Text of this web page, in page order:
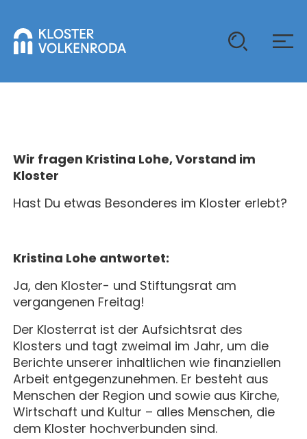
ÜBER UNS
KOMMUNITÄT
GELÄNDE
CHRISTUS-PAVILLON
GESCHICHTE
GAST SEIN
JUGENDGRUPPEN
ERWACHSENENGRUPPEN
UNTERNEHMEN
VERANSTALTUNGEN
KALENDER
GEBET & GOTTESDIENST
KONZERTE & MEHR
SEMINARE
FÜHRUNGEN
ÜBERNACHTEN
BUCHUNG
PREISE
UNTERKUNFT & VERPFLEGUNG
ANREISE
KONTAKT
MAGAZIN
ALLE
AKTUELLES
BERICHTE
MITHELFEN
JETZT SPENDEN
Wir fragen Kristina Lohe, Vorstand im
Kloster
Hast Du etwas Besonderes im Kloster erlebt?
Kristina Lohe antwortet:
Ja, den Kloster- und Stiftungsrat am
vergangenen Freitag!
Der Klosterrat ist der Aufsichtsrat des
Klosters und tagt zweimal im Jahr, um die
Berichte unserer inhaltlichen wie finanziellen
Arbeit entgegenzunehmen. Er besteht aus
Menschen der Region und sowie aus Kirche,
Wirtschaft und Kultur – alles Menschen, die
dem Kloster hochverbunden sind.